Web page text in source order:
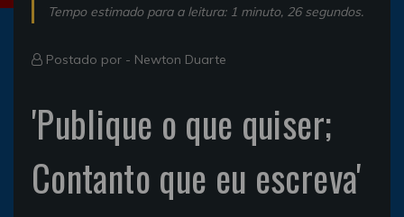
Tempo estimado para a leitura: 1 minuto, 26 segundos.
Postado por - Newton Duarte
'Publique o que quiser;
Contanto que eu escreva'